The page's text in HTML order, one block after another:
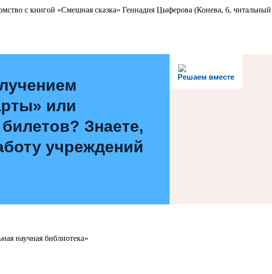
с книгой «Смешная сказка» Геннадия Цыферова (Конева, 6, читальный
Решаем вместе
или
Знаете,
учреждений
научная библиотека»